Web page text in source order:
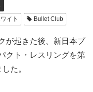
イト Bullet Club
が起きた後、新日本プ
クト・レスリングを第
た。